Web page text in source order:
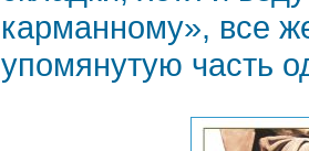
карманному», все
упомянутую часть